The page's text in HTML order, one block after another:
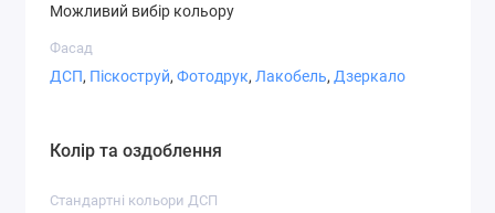
СТ-3,7 СТ-4,1
Можливий вибір кольору
Фасад
ДСП, Піскоструй, Фотодрук, Лакобель, Дзеркало
Колір та оздоблення
Стандартні кольори ДСП